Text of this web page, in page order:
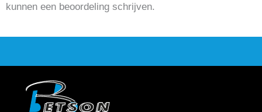
kunnen een beoordeling schrijven.